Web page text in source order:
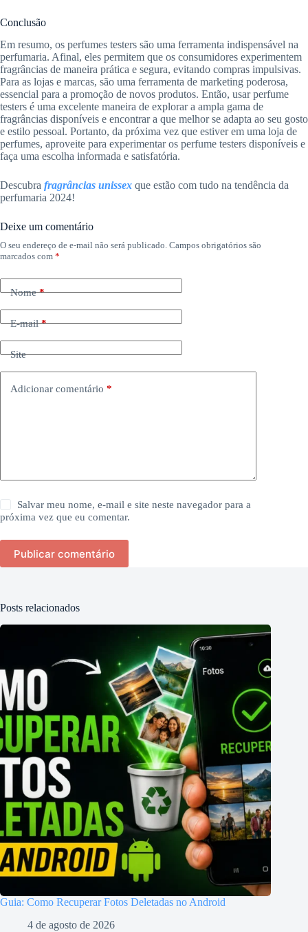
Conclusão
Em resumo, os perfumes testers são uma ferramenta indispensável na
perfumaria. Afinal, eles permitem que os consumidores experimentem
fragrâncias de maneira prática e segura, evitando compras impulsivas.
Para as lojas e marcas, são uma ferramenta de marketing poderosa,
essencial para a promoção de novos produtos. Então, usar perfume
testers é uma excelente maneira de explorar a ampla gama de
fragrâncias disponíveis e encontrar a que melhor se adapta ao seu gosto
e estilo pessoal. Portanto, da próxima vez que estiver em uma loja de
perfumes, aproveite para experimentar os perfume testers disponíveis e
faça uma escolha informada e satisfatória.
Descubra fragrâncias unissex que estão com tudo na tendência da
perfumaria 2024!
Deixe um comentário
O seu endereço de e-mail não será publicado. Campos obrigatórios são
marcados com *
Nome*
E-mail*
Site
Adicionar comentário *
Salvar meu nome, e-mail e site neste navegador para a
próxima vez que eu comentar.
Publicar comentário
Posts relacionados
Guia: Como Recuperar Fotos Deletadas no Android
4 de agosto de 2026